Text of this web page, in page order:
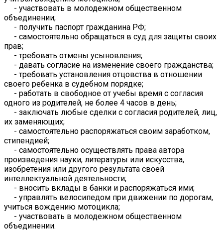
- участвовать в молодежном общественном
объединении;
- получить паспорт гражданина РФ;
- самостоятельно обращаться в суд для защиты своих
прав;
- требовать отмены усыновления;
- давать согласие на изменение своего гражданства;
- требовать установления отцовства в отношении
своего ребенка в судебном порядке;
- работать в свободное от учебы время с согласия
одного из родителей, не более 4 часов в день;
- заключать любые сделки с согласия родителей, лиц,
их заменяющих;
- самостоятельно распоряжаться своим заработком,
стипендией;
- самостоятельно осуществлять права автора
произведения науки, литературы или искусства,
изобретения или другого результата своей
интеллектуальной деятельности;
- вносить вклады в банки и распоряжаться ими;
- управлять велосипедом при движении по дорогам,
учиться вождению мотоцикла;
- участвовать в молодежном общественном
объединении.